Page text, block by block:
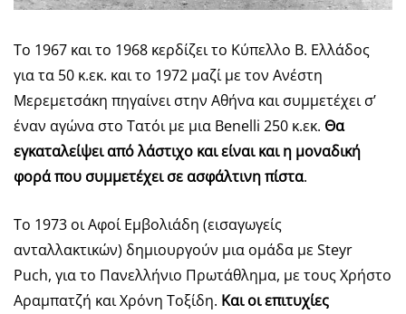
Το 1967 και το 1968 κερδίζει το Κύπελλο Β. Ελλάδος
για τα 50 κ.εκ. και το 1972 μαζί με τον Ανέστη
Μερεμετσάκη πηγαίνει στην Αθήνα και συμμετέχει σ’
έναν αγώνα στο Τατόι με μια Benelli 250 κ.εκ. Θα
εγκαταλείψει από λάστιχο και είναι και η μοναδική
φορά που συμμετέχει σε ασφάλτινη πίστα.
Το 1973 οι Αφοί Εμβολιάδη (εισαγωγείς
ανταλλακτικών) δημιουργούν μια ομάδα με Steyr
Puch, για το Πανελλήνιο Πρωτάθλημα, με τους Χρήστο
Αραμπατζή και Χρόνη Τοξίδη. Και οι επιτυχίες